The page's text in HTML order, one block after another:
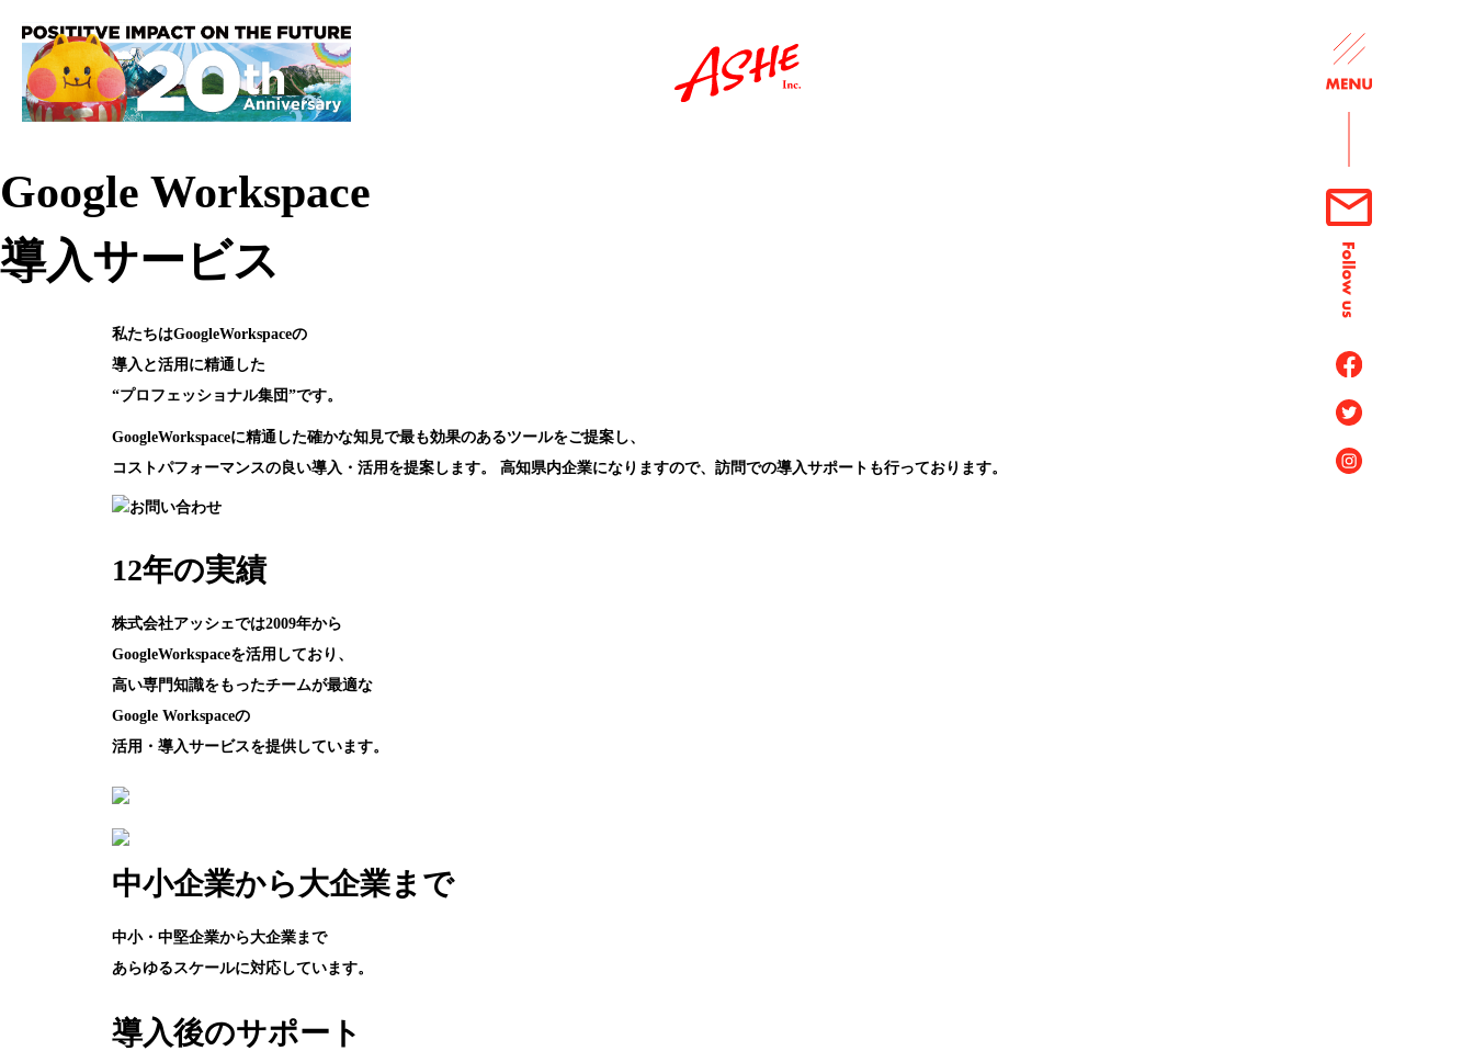
Google Workspace 高知県内積極導入
Google Workspace
導入サービス
私たちはGoogleWorkspaceの
導入と活用に精通した
“プロフェッショナル集団”です。
GoogleWorkspaceに精通した確かな知見で最も効果のあるツールをご提案し、
コストパフォーマンスの良い導入・活用を提案します。 高知県内企業になりますので、訪問での導入サポートも行っております。
12年の実績
株式会社アッシェでは2009年から
GoogleWorkspaceを活用しており、
高い専門知識をもったチームが最適な
Google Workspaceの
活用・導入サービスを提供しています。
中小企業から大企業まで
中小・中堅企業から大企業まで
あらゆるスケールに対応しています。
導入後のサポート